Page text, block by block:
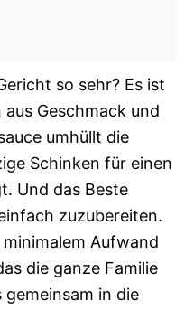
so sehr? Es ist
Geschmack und
umhüllt die
Schinken für einen
Und das Beste
zuzubereiten.
Aufwand
die ganze Familie
in die